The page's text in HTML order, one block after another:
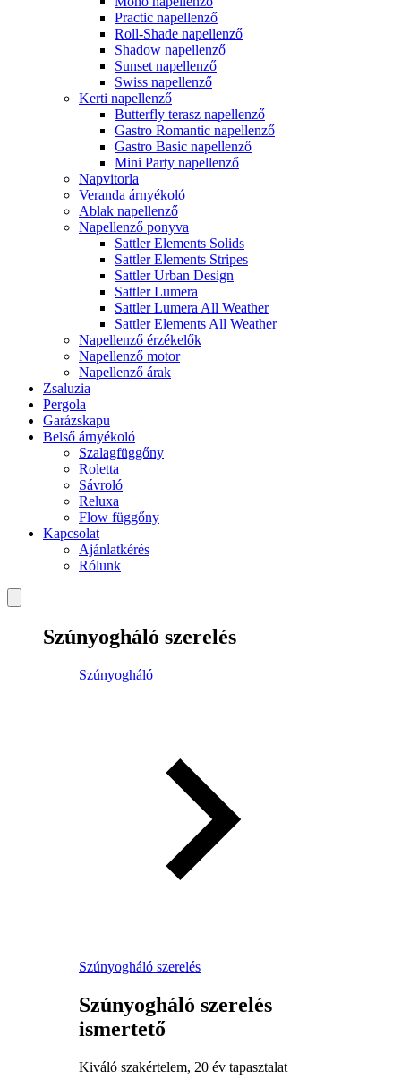
Practic napellenző
Roll-Shade napellenző
Shadow napellenző
Sunset napellenző
Swiss napellenző
Kerti napellenző
Butterfly terasz napellenző
Gastro Romantic napellenző
Gastro Basic napellenző
Mini Party napellenző
Napvitorla
Veranda árnyékoló
Ablak napellenző
Napellenző ponyva
Sattler Elements Solids
Sattler Elements Stripes
Sattler Urban Design
Sattler Lumera
Sattler Lumera All Weather
Sattler Elements All Weather
Napellenző érzékelők
Napellenző motor
Napellenző árak
Zsaluzia
Pergola
Garázskapu
Belső árnyékoló
Szalagfüggőny
Roletta
Sávroló
Reluxa
Flow függőny
Kapcsolat
Ajánlatkérés
Rólunk
Szúnyogháló szerelés
Szúnyogháló
Szúnyogháló szerelés
Szúnyogháló szerelés
ismertető
Kiváló szakértelem, 20 év tapasztalat